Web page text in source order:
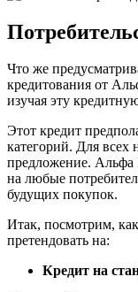
Что же
кредитования от
изучая эту
Этот кредит
категорий. Для всех
предложение. Альфа
на любые
будущих покупок.
Итак, посмотрим,
претендовать на:
Кредит на